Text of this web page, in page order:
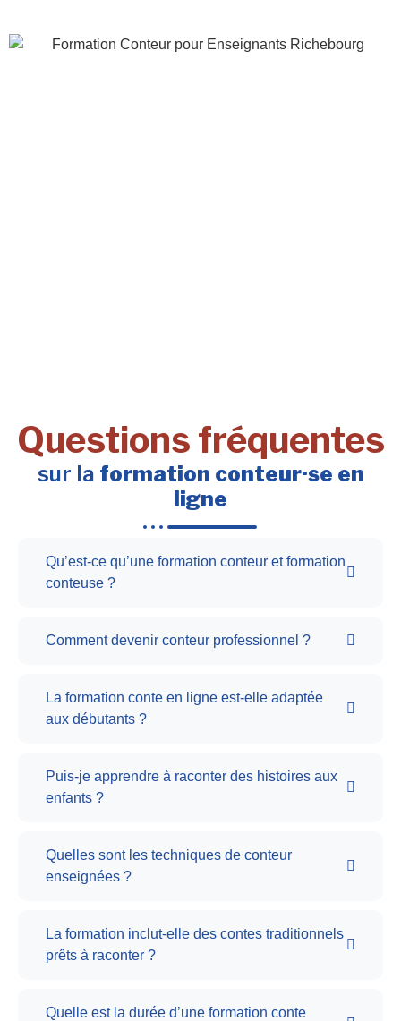
Questions fréquentes
sur la formation conteur·se en
ligne
Qu’est-ce qu’une formation conteur et formation
conteuse ?
Comment devenir conteur professionnel ?
La formation conte en ligne est-elle adaptée
aux débutants ?
Puis-je apprendre à raconter des histoires aux
enfants ?
Quelles sont les techniques de conteur
enseignées ?
La formation inclut-elle des contes traditionnels
prêts à raconter ?
Quelle est la durée d’une formation conte